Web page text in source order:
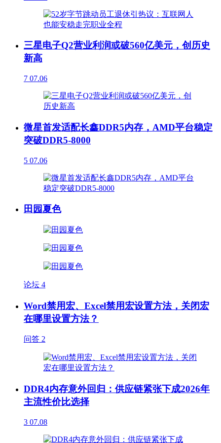
三星电子Q2营业利润或破560亿美元，创历史
新高
7 07.06
微星首发适配长鑫DDR5内存，AMD平台稳定
突破DDR5-8000
5 07.06
田园夏色
论坛 4
Word禁用宏、Excel禁用宏设置方法，关闭宏
在哪里设置方法？
问答 2
DDR4内存意外回归：供应链紧张下成2026年
主流性价比选择
3 07.08